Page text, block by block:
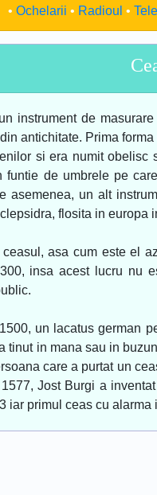
Ochelarii
Radioul
instrument de
antichitate. Prima
si era numit obelisc
funtie de umbrele pe
asemenea, un alt
flosita in europa
asa cum este el
insa acest lucru nu
un lacatus german
tinut in mana sau in
care a purtat un
Jost Burgi a
iar primul ceas cu alarma